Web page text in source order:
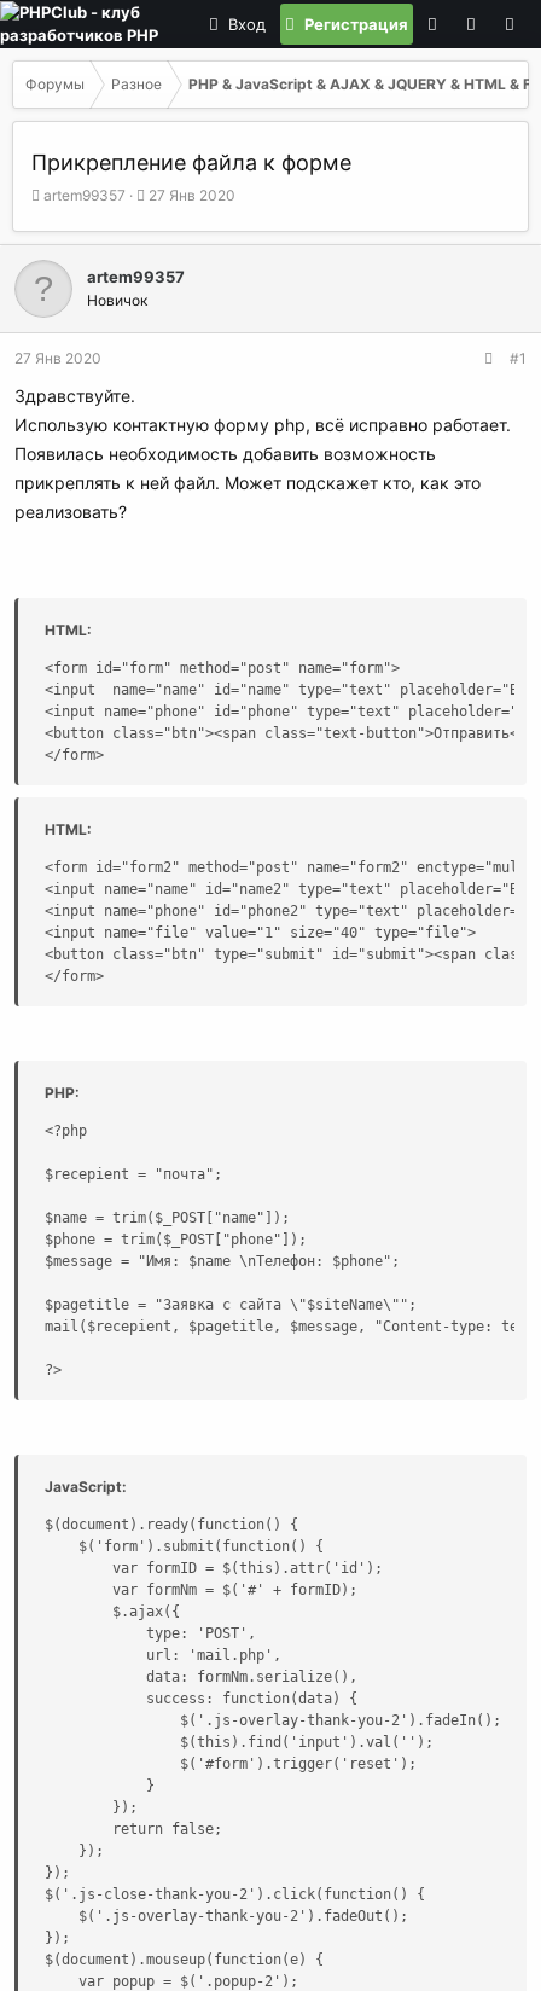
Вход Регистрация
Форумы Разное PHP & JavaScript & AJAX & JQUERY & HTML &
Прикрепление файла к форме
А
т
о
р
т
ы
artem99357
Д
т
н
27 Янв 2020
artem99357
Новичок
27 Янв 2020 #1
Здравствуйте.
Использую контактную форму php, всё исправно работает.
Появилась необходимость добавить возможность
прикреплять к ней файл. Может подскажет кто, как это
реализовать?
HTML:
<form id="form" method="post" name="form">
<input  name="name" id="name" type="text"
<input name="phone" id="phone" type="text"
<button class="btn"><span class="text-button">Отправить</
</form>
HTML:
<form id="form2" method="post" name="form2"
<input name="name" id="name2" type="text"
<input name="phone" id="phone2" type="text"
<input name="file" value="1" size="40" type="file">
<button class="btn" type="submit" id="submit"><span
</form>
PHP:
<?php
$recepient = "почта";
$name = trim($_POST["name"]);
$phone = trim($_POST["phone"]);
$message = "Имя: $name \nТелефон: $phone";
$pagetitle = "Заявка с сайта \"$siteName\"";
mail($recepient, $pagetitle, $message, "Content-type:
?>
JavaScript:
$(document).ready(function() {
    $('form').submit(function() {
        var formID = $(this).attr('id');
        var formNm = $('#' + formID);
        $.ajax({
            type: 'POST',
            url: 'mail.php',
            data: formNm.serialize(),
            success: function(data) {
                $('.js-overlay-thank-you-2').fadeIn();
                $(this).find('input').val('');
                $('#form').trigger('reset');
            }
        });
        return false;
    });
});
$('.js-close-thank-you-2').click(function() {
    $('.js-overlay-thank-you-2').fadeOut();
});
$(document).mouseup(function(e) {
    var popup = $('.popup-2');